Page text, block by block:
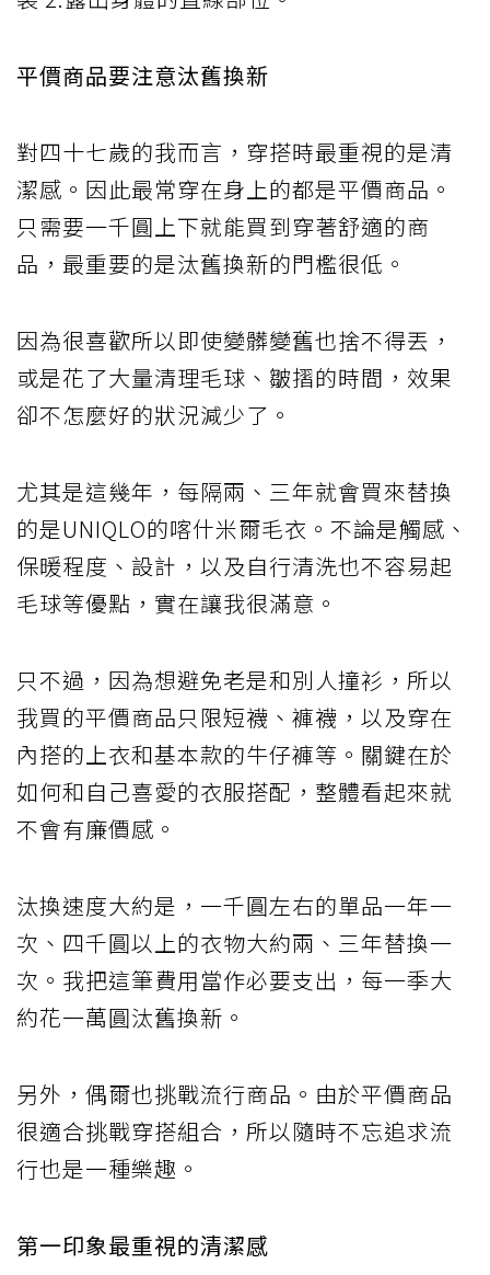
平價商品要注意汰舊換新
對四十七歲的我而言，穿搭時最重視的是清
潔感。因此最常穿在身上的都是平價商品。
只需要一千圓上下就能買到穿著舒適的商
品，最重要的是汰舊換新的門檻很低。
因為很喜歡所以即使變髒變舊也捨不得丟，
或是花了大量清理毛球、皺摺的時間，效果
卻不怎麼好的狀況減少了。
尤其是這幾年，每隔兩、三年就會買來替換
的是UNIQLO的喀什米爾毛衣。不論是觸感、
保暖程度、設計，以及自行清洗也不容易起
毛球等優點，實在讓我很滿意。
只不過，因為想避免老是和別人撞衫，所以
我買的平價商品只限短襪、褲襪，以及穿在
內搭的上衣和基本款的牛仔褲等。關鍵在於
如何和自己喜愛的衣服搭配，整體看起來就
不會有廉價感。
汰換速度大約是，一千圓左右的單品一年一
次、四千圓以上的衣物大約兩、三年替換一
次。我把這筆費用當作必要支出，每一季大
約花一萬圓汰舊換新。
另外，偶爾也挑戰流行商品。由於平價商品
很適合挑戰穿搭組合，所以隨時不忘追求流
行也是一種樂趣。
第一印象最重視的清潔感